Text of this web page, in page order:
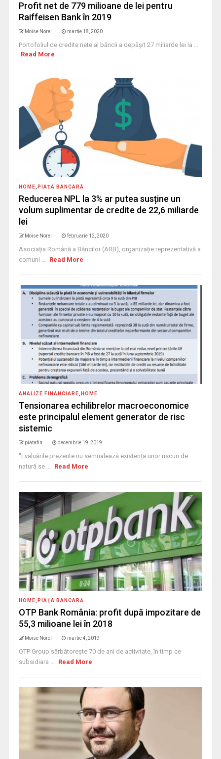
Profit net de 779 milioane de lei pentru
Raiffeisen Bank în 2019
Moise Norel martie 18, 2020
Portofoliul de credite nete al băncii a depăşit 27 miliarde lei la ...
Read More
HOME PIAŢA BANCARĂ
Reducerea NPL la 3% ar putea susține un
volum suplimentar de credite de 22,6 miliarde
lei
Moise Norel februarie 12, 2020
Asociația Română a Băncilor (ARB), organizație reprezentativă a
comuni ... Read More
ANALIZE FINANCIARE HOME
Tensionarea echilibrelor macroeconomice
este principalul element generator de risc
sistemic
piatafin decembrie 19, 2019
"Evaluările prezente nu semnalează existența unor riscuri de
natură se ... Read More
HOME PIAŢA BANCARĂ
OTP Bank România: profit după impozitare de
55,3 milioane lei în 2018
Moise Norel martie 4, 2019
OTP Group sărbătorește 70 de ani de activitate, în timp ce
subsidiara ... Read More